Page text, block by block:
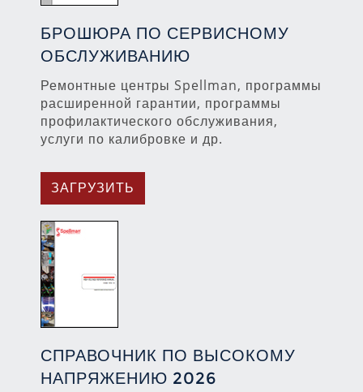
БРОШЮРА ПО СЕРВИСНОМУ
ОБСЛУЖИВАНИЮ
Ремонтные центры Spellman, программы
расширенной гарантии, программы
профилактического обслуживания,
услуги по калибровке и др.
ЗАГРУЗИТЬ
СПРАВОЧНИК ПО ВЫСОКОМУ
НАПРЯЖЕНИЮ 2026